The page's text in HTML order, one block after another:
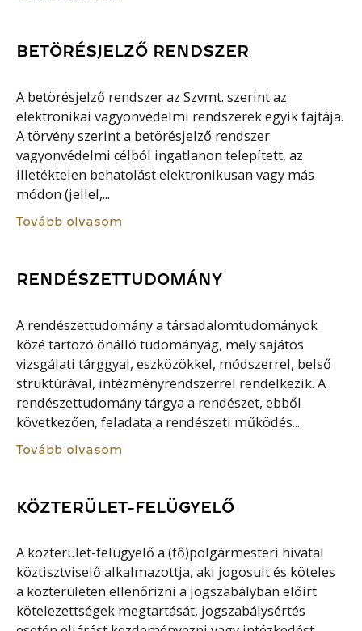
BETÖRÉSJELZŐ RENDSZER
A betörésjelző rendszer az Szvmt. szerint az
elektronikai vagyonvédelmi rendszerek egyik fajtája.
A törvény szerint a betörésjelző rendszer
vagyonvédelmi célból ingatlanon telepített, az
illetéktelen behatolást elektronikusan vagy más
módon (jellel,...
Tovább olvasom
RENDÉSZETTUDOMÁNY
A rendészettudomány a társadalomtudományok
közé tartozó önálló tudományág, mely sajátos
vizsgálati tárggyal, eszközökkel, módszerrel, belső
struktúrával, intézményrendszerrel rendelkezik. A
rendészettudomány tárgya a rendészet, ebből
következően, feladata a rendészeti működés...
Tovább olvasom
KÖZTERÜLET-FELÜGYELŐ
A közterület-felügyelő a (fő)polgármesteri hivatal
köztisztviselő alkalmazottja, aki jogosult és köteles
a közterületen ellenőrizni a jogszabályban előírt
kötelezettségek megtartását, jogszabálysértés